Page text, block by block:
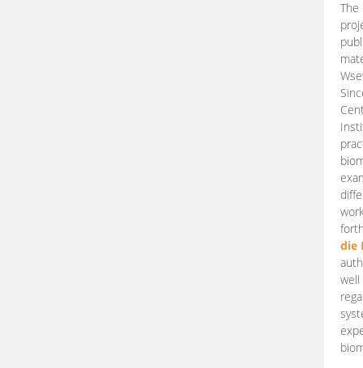
die
well